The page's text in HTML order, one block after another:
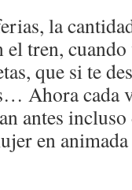
la
tren,
que si te
Ahora cada
antes
en